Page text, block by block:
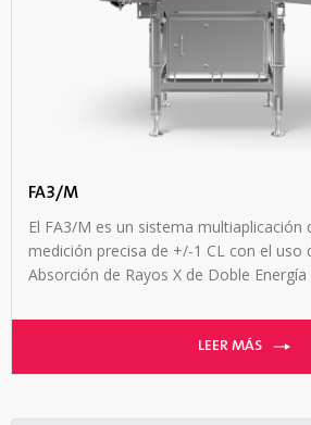
FA3/M
El FA3/M es un sistema multiaplicación
medición precisa de +/-1 CL con el uso
Absorción de Rayos X de Doble Energía
LEER MÁS